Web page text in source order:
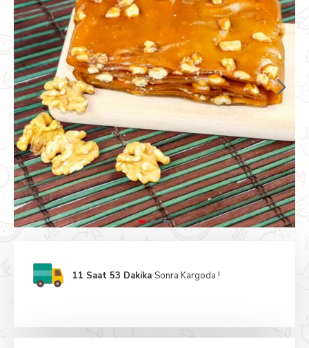
11 Saat 53 Dakika Sonra Kargoda !